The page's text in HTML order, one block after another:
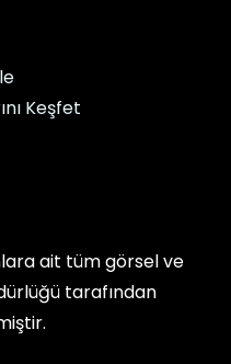
Keşfet
ait tüm görsel ve
tarafından